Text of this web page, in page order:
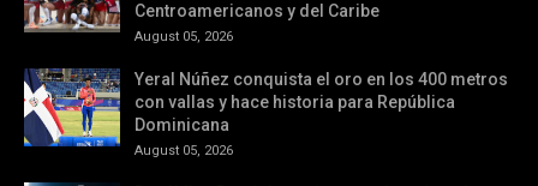
Centroamericanos y del Caribe
August 05, 2026
Yeral Núñez conquista el oro en los 400 metros
con vallas y hace historia para República
Dominicana
August 05, 2026